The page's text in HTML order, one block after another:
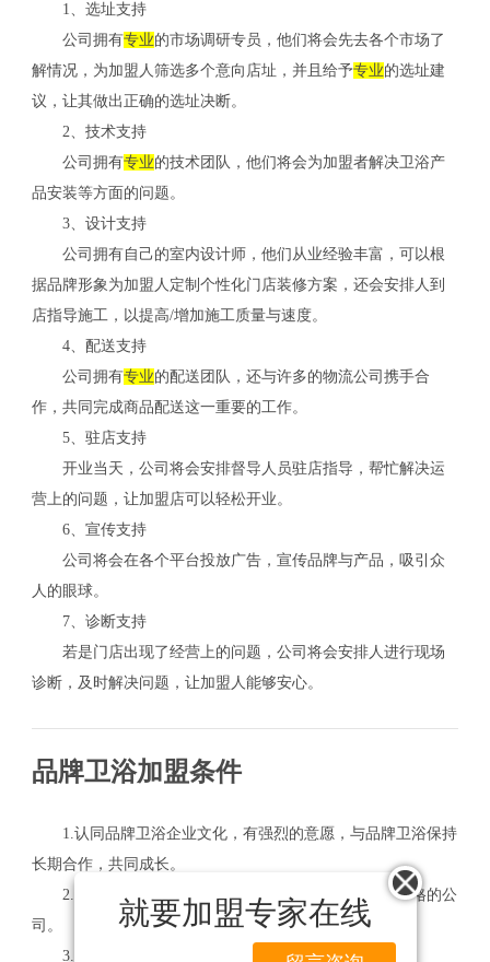
就要加盟专家在线
1、选址支持
公司拥有专业的市场调研专员，他们将会先去各个市场了
解情况，为加盟人筛选多个意向店址，并且给予专业的选址建
议，让其做出正确的选址决断。
2、技术支持
公司拥有专业的技术团队，他们将会为加盟者解决卫浴产
品安装等方面的问题。
3、设计支持
公司拥有自己的室内设计师，他们从业经验丰富，可以根
据品牌形象为加盟人定制个性化门店装修方案，还会安排人到
店指导施工，以提高/增加施工质量与速度。
4、配送支持
公司拥有专业的配送团队，还与许多的物流公司携手合
作，共同完成商品配送这一重要的工作。
5、驻店支持
开业当天，公司将会安排督导人员驻店指导，帮忙解决运
营上的问题，让加盟店可以轻松开业。
6、宣传支持
公司将会在各个平台投放广告，宣传品牌与产品，吸引众
人的眼球。
7、诊断支持
若是门店出现了经营上的问题，公司将会安排人进行现场
诊断，及时解决问题，让加盟人能够安心。
品牌卫浴加盟条件
1.认同品牌卫浴企业文化，有强烈的意愿，与品牌卫浴保持
长期合作，共同成长。
2.必须有固定办公场所，是依法注册具有独立法人资格的公
司。
3.能自主承担业务流动资金，具备一定的抗能力。